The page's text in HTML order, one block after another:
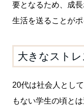
要となるため、成
生活を送ることがポ
大きなスト
20代は社会人とし
もない学生の頃と